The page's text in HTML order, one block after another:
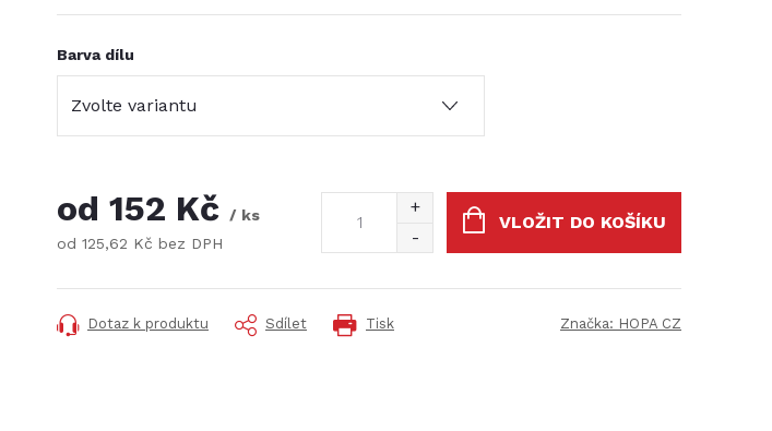
Barva dílu
od 152 Kč
/ ks
od 125,62 Kč bez DPH
cena:
VLOŽIT DO KOŠÍKU
Tisk
Dotaz k produktu Sdílet Značka: HOPA CZ